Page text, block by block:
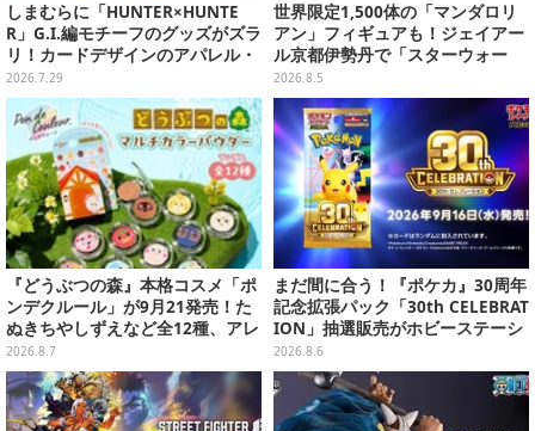
しまむらに「HUNTER×HUNTE
R」G.I.編モチーフのグッズがズラ
リ！カードデザインのアパレル・
雑貨、ゴレイヌの「オレが3人分
になる…」も
2026.7.29
世界限定1,500体の「マンダロリ
アン」フィギュアも！ジェイアー
ル京都伊勢丹で「スターウォー
ズ」&「マーベル」ポップアップ
ストア開催
2026.8.5
『どうぶつの森』本格コスメ「ポ
ンデクルール」が9月21発売！た
ぬきちやしずえなど全12種、アレ
ンジできるリアクションシールも
付属
2026.8.7
まだ間に合う！『ポケカ』30周年
記念拡張パック「30th CELEBRAT
ION」抽選販売がホビーステーシ
ョンで実施中、8月6日まで
2026.8.6